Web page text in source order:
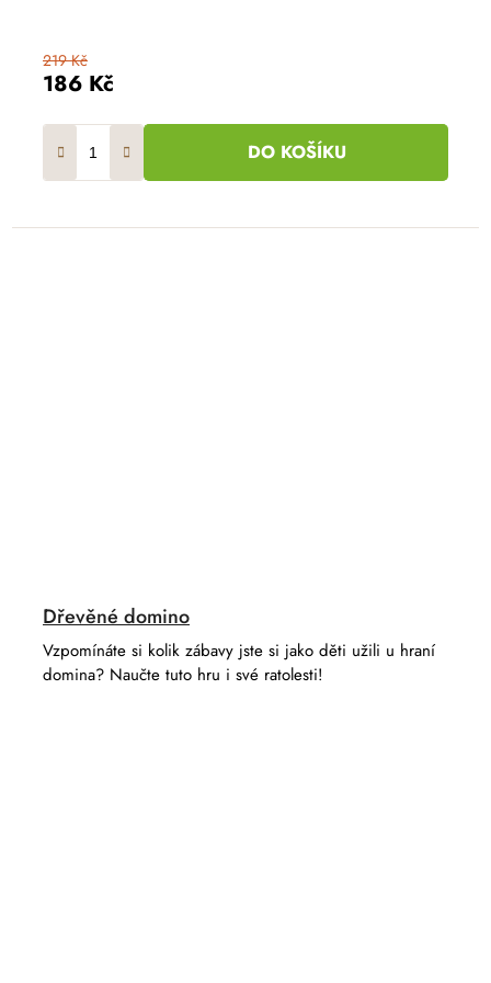
186 Kč
219 Kč
DO KOŠÍKU
Dřevěné domino
Vzpomínáte si kolik zábavy jste si jako děti užili u hraní
domina? Naučte tuto hru i své ratolesti!